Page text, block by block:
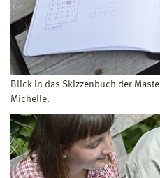
Blick in das Skizzenbuch der
Michelle.